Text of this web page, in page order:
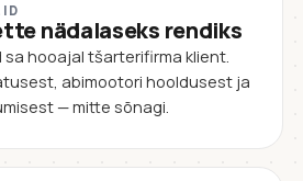
nädalaseks rendiks
hooajal tšarterifirma klient.
abimootori hooldusest ja
— mitte sõnagi.